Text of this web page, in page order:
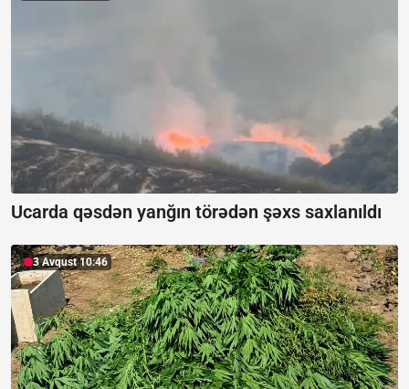
Ucarda qəsdən yanğın törədən şəxs saxlanıldı
3 Avqust 10:46